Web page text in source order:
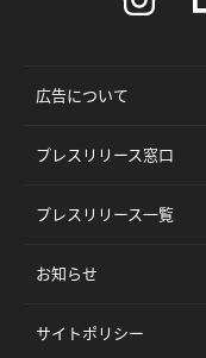
広告について
プレスリリース窓口
プレスリリース一覧
お知らせ
サイトポリシー